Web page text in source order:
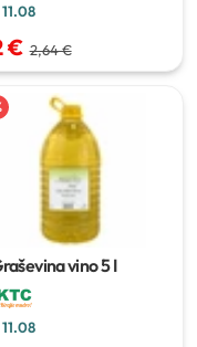
€ 2,64 €
vino5 I